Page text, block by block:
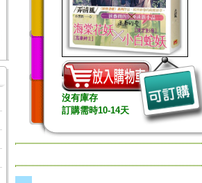
沒有庫存
訂購需時10-14天